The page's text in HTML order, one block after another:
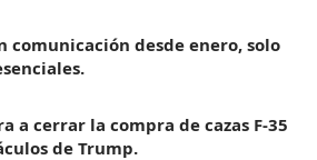
comunicación desde enero, solo
a cerrar la compra de cazas F-35
de Trump.